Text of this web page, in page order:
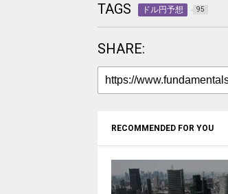
TAGS ドル円予想 95
SHARE:
RECOMMENDED FOR YOU